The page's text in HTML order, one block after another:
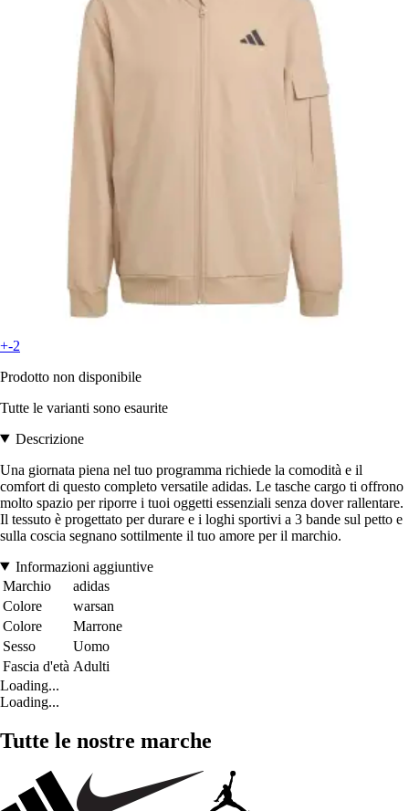
+-2
Prodotto non disponibile
Tutte le varianti sono esaurite
Descrizione
Una giornata piena nel tuo programma richiede la comodità e il
comfort di questo completo versatile adidas. Le tasche cargo ti offrono
molto spazio per riporre i tuoi oggetti essenziali senza dover rallentare.
Il tessuto è progettato per durare e i loghi sportivi a 3 bande sul petto e
sulla coscia segnano sottilmente il tuo amore per il marchio.
Informazioni aggiuntive
Marchio
adidas
Colore
warsan
Colore
Marrone
Sesso
Uomo
Fascia d'età Adulti
Loading...
Loading...
Tutte le nostre marche